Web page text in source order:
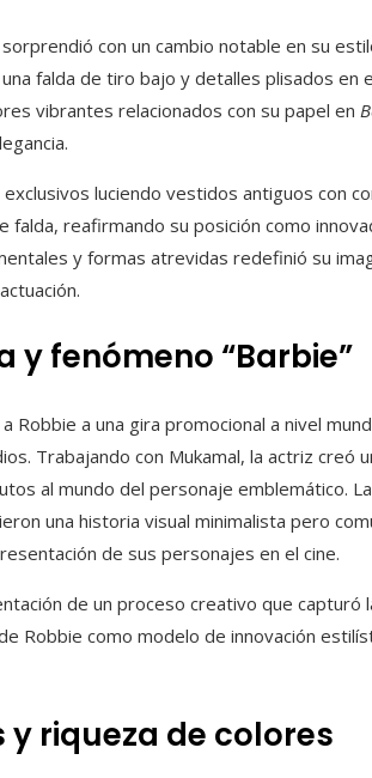
con un cambio notable en su
falda de tiro bajo y detalles plisados en
vibrantes relacionados con su papel en
luciendo vestidos antiguos con
falda, reafirmando su posición como
y formas atrevidas redefinió su
y fenómeno “Barbie”
Robbie a una gira promocional a nivel
Trabajando con Mukamal, la actriz creó
al mundo del personaje emblemático.
una historia visual minimalista pero
de sus personajes en el cine.
de un proceso creativo que capturó
Robbie como modelo de innovación
riqueza de colores